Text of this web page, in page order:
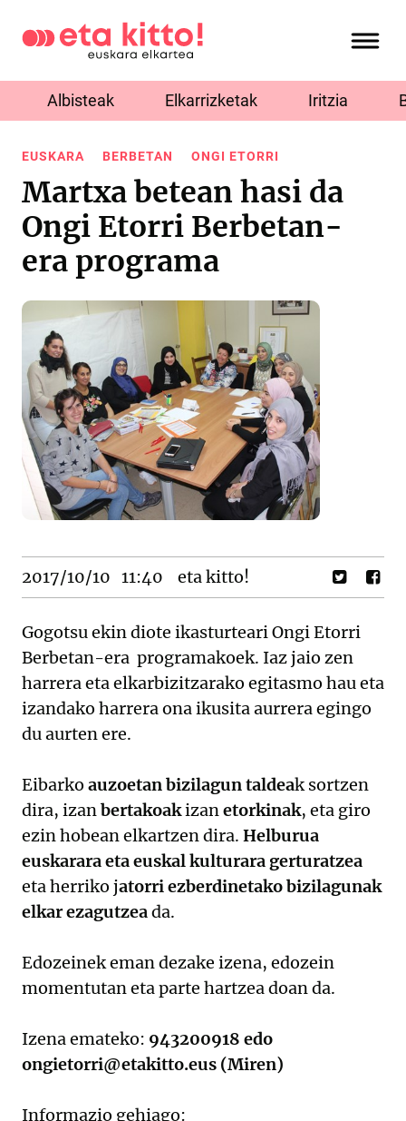
Albisteak Elkarrizketak Iritzia
EUSKARA BERBETAN ONGI ETORRI
Martxa betean hasi da
Ongi Etorri Berbetan-
era programa
2017/10/10 11:40 eta kitto!
Gogotsu ekin diote ikasturteari Ongi Etorri
Berbetan-era programakoek. Iaz jaio zen
harrera eta elkarbizitzarako egitasmo hau eta
izandako harrera ona ikusita aurrera egingo
du aurten ere.
Eibarko auzoetan bizilagun taldeak sortzen
dira, izanbertakoakizanetorkinak, eta giro
ezin hobean elkartzen dira. Helburua
euskarara eta euskal kulturara gerturatzea
eta herriko jatorri ezberdinetako bizilagunak
elkar ezagutzeada.
Edozeinek eman dezake izena, edozein
momentutan eta parte hartzea doan da.
Izena emateko: 943200918 edo
ongietorri@etakitto.eus (Miren)
Informazio gehiago: